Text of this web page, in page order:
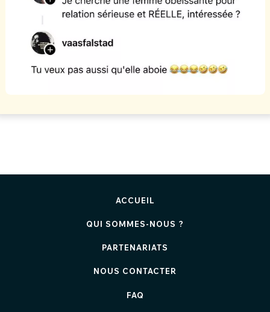
ACCUEIL
QUI SOMMES-NOUS ?
PARTENARIATS
NOUS CONTACTER
FAQ